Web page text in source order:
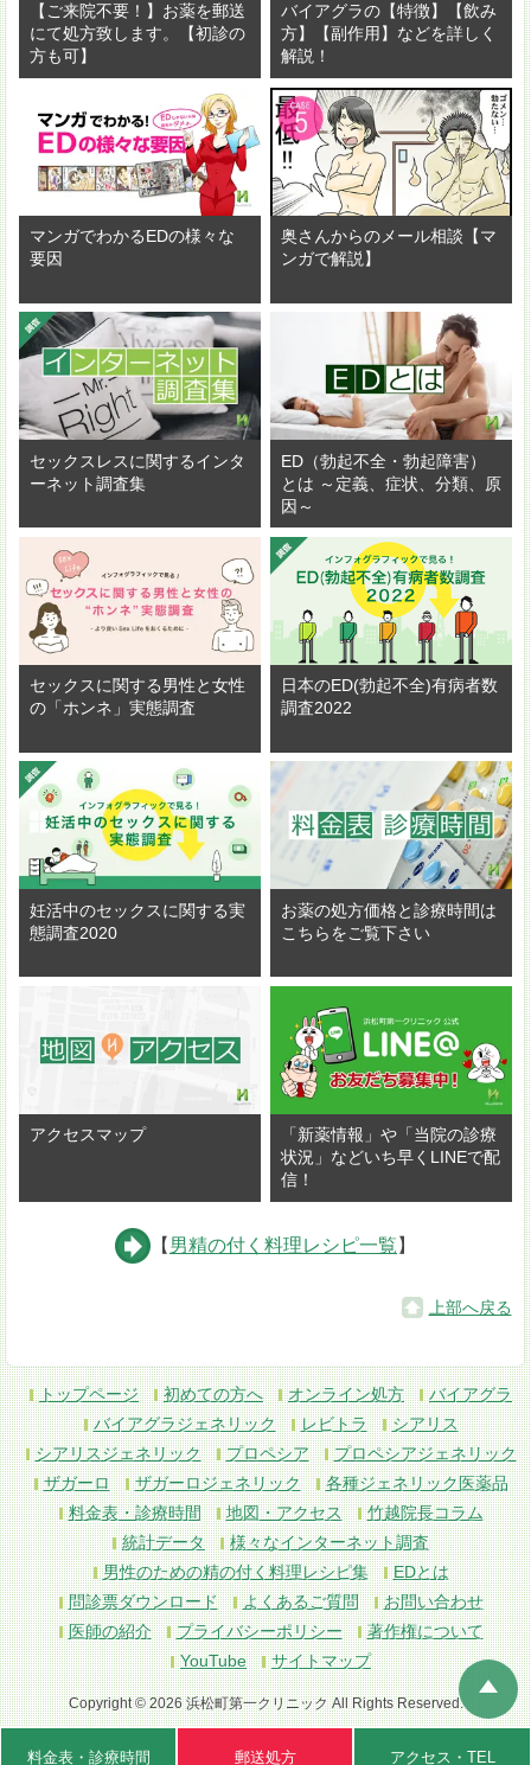
【ご来院不要！】お薬を郵送
にて処方致します。【初診の
方も可】
バイアグラの【特徴】【飲み
方】【副作用】などを詳しく
解説！
マンガでわかるEDの様々な
要因
奥さんからのメール相談【マ
ンガで解説】
セックスレスに関するインタ
ーネット調査集
ED（勃起不全・勃起障害）
とは ～定義、症状、分類、原
因～
セックスに関する男性と女性
の「ホンネ」実態調査
日本のED(勃起不全)有病者数
調査2022
妊活中のセックスに関する実
態調査2020
お薬の処方価格と診療時間は
こちらをご覧下さい
アクセスマップ
「新薬情報」や「当院の診療
状況」などいち早くLINEで配
信！
【 男精の付く料理レシピ一覧 】
上部へ戻る
料金表・ 診療時間 郵送処方 アクセス ・TEL
トップページ 初めての方へ オンライン処方
バイアグラ
バイアグラジェネリック
レビトラ
シアリス
シアリスジェネリック
プロペシア
プロペシアジェネリック
ザガーロ
ザガーロジェネリック
各種ジェネリック医薬品
料金表・診療時間
地図・アクセス
竹越院長コラム
統計データ
様々なインターネット調査
男性のための精の付く料理レシピ集
EDとは
問診票ダウンロード
よくあるご質問
お問い合わせ
医師の紹介
プライバシーポリシー
著作権について
YouTube
サイトマップ
Copyright © 2026 浜松町第一クリニック All Rights Reserved.